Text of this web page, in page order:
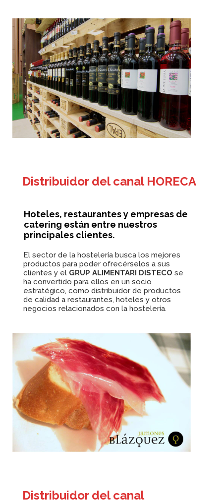
Distribuidor del canal HORECA
Hoteles, restaurantes y empresas de
catering están entre nuestros
principales clientes.
El sector de la hostelería busca los mejores
productos para poder ofrecérselos a sus
clientes y el GRUP ALIMENTARI DISTECO se
ha convertido para ellos en un socio
estratégico, como distribuidor de productos
de calidad a restaurantes, hoteles y otros
negocios relacionados con la hostelería.
Distribuidor del canal